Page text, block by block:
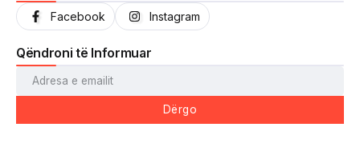
Facebook Instagram
Qëndroni të Informuar
Dërgo